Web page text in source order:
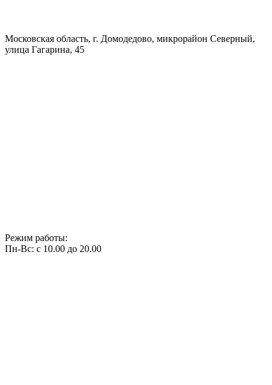
Московская область, г. Домодедово, микрорайон Северный,
улица Гагарина, 45
Режим работы:
Пн-Вс: с 10.00 до 20.00